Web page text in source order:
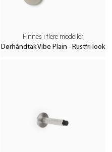
og toalettlås. Våre
en returfjær-funksjon som
leveres med
med internasjonalt
nye produkter og holder
og nye stiler.
til alle rom hos
Finnes i flere modeller
Dørhåndtak Vibe Plain - Rustfri look